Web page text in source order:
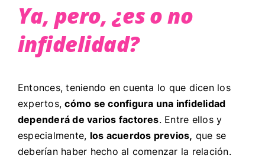
Ya, pero, ¿es o no
infidelidad?
Entonces, teniendo en cuenta lo que dicen los
expertos,cómo se configura una infidelidad
dependerá de varios factores. Entre ellos y
especialmente, los acuerdos previos, que se
deberían haber hecho al comenzar la relación.